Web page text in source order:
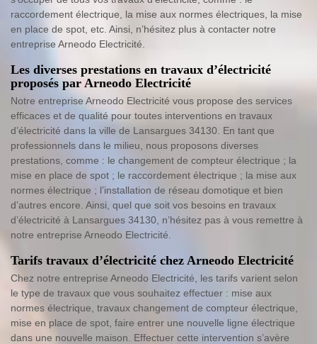
raccordement électrique, la mise aux normes électriques, la mise
en place de spot, etc. Ainsi, n’hésitez plus à contacter notre
entreprise Arneodo Electricité.
Les diverses prestations en travaux d’électricité
proposés par Arneodo Electricité
Notre entreprise Arneodo Electricité vous propose des services
efficaces et de qualité pour toutes interventions en travaux
d’électricité dans la ville de Lansargues 34130. En tant que
professionnels dans le milieu, nous proposons diverses
prestations, comme : le changement de compteur électrique ; la
mise en place de spot ; le raccordement électrique ; la mise aux
normes électrique ; l’installation de réseau domotique et bien
d’autres encore. Ainsi, quel que soit vos besoins en travaux
d’électricité à Lansargues 34130, n’hésitez pas à vous remettre à
notre entreprise Arneodo Electricité.
Tarifs travaux d’électricité chez Arneodo Electricité
Chez notre entreprise Arneodo Electricité, les tarifs varient selon
le type de travaux que vous souhaitez effectuer : mise aux
normes électrique, travaux changement de compteur électrique,
mise en place de spot, faire entrer une nouvelle ligne électrique
dans une nouvelle maison. Effectuer cette intervention s’avère